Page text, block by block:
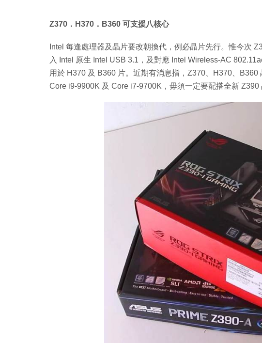
Z370．H370．B360 可支援八核心
Intel 每逢處理器及晶片要改朝換代，例必晶片先行。惟今次
入 Intel 原生 Intel USB 3.1，及對應 Intel Wireless-AC
用於 H370 及 B360 片。近期有消息指，Z370、H370、
Core i9-9900K 及 Core i7-9700K，毋須一定要配搭全新 Z390